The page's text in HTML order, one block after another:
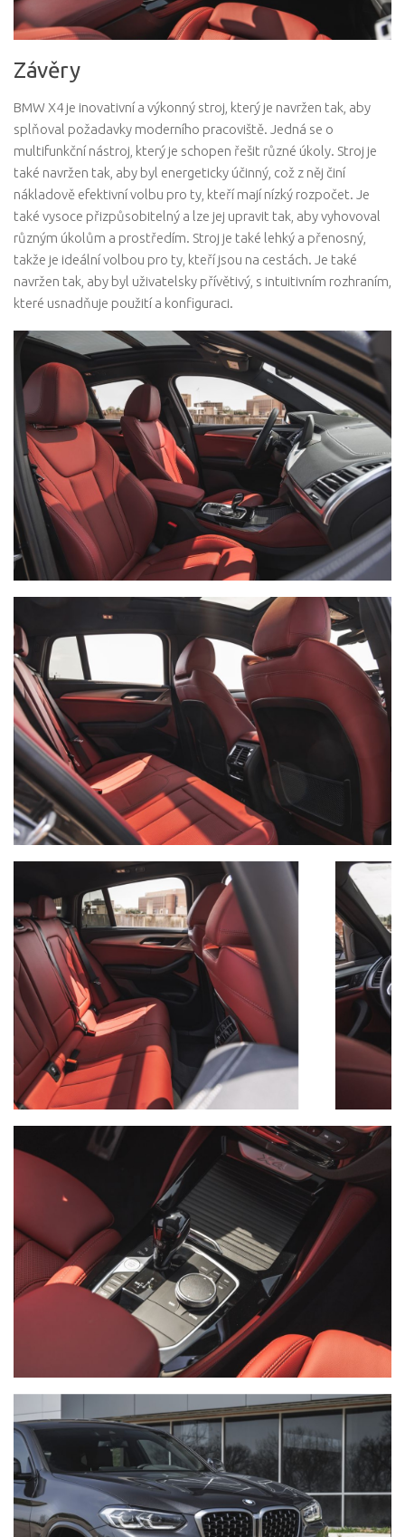
Závěry
BMW X4 je inovativní a výkonný stroj, který je navržen tak, aby
splňoval požadavky moderního pracoviště. Jedná se o
multifunkční nástroj, který je schopen řešit různé úkoly. Stroj je
také navržen tak, aby byl energeticky účinný, což z něj činí
nákladově efektivní volbu pro ty, kteří mají nízký rozpočet. Je
také vysoce přizpůsobitelný a lze jej upravit tak, aby vyhovoval
různým úkolům a prostředím. Stroj je také lehký a přenosný,
takže je ideální volbou pro ty, kteří jsou na cestách. Je také
navržen tak, aby byl uživatelsky přívětivý, s intuitivním rozhraním,
které usnadňuje použití a konfiguraci.